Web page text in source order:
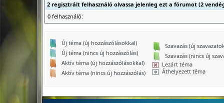
2 regisztrált felhasználó olvassa jelenleg ezt a fórumot (2
0 felhasználó:
Új téma (új hozzászólásokkal)
Új téma (nincs új hozzászólás)
Aktív téma (új hozzászólásokkal)
Aktív téma (nincs új hozzászólás)
Szavazás (új
Szavazás (nincs új
Lezárt téma
Áthelyezett téma